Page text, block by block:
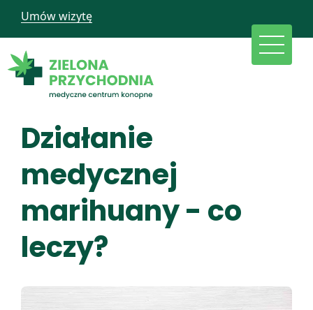
Umów wizytę
Działanie
medycznej
marihuany - co
leczy?